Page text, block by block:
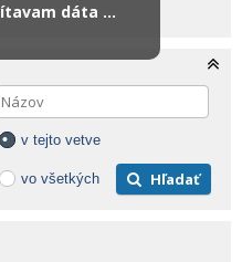
v tejto vetve
vo všetkých Hľadať
dáta ...